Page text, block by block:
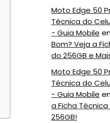
Moto Edge 50
Técnica do
- Guia Mobile
Bom? Veja a
do 256GB e
Moto Edge 50
Técnica do
- Guia Mobile
a Ficha Técnica
256GB!